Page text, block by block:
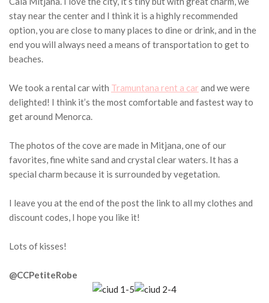
stay near the center and I think it is a highly recommended
option, you are close to many places to dine or drink, and in the
end you will always need a means of transportation to get to
beaches.
We took a rental car with Tramuntana rent a car and we were
delighted! I think it’s the most comfortable and fastest way to
get around Menorca.
The photos of the cove are made in Mitjana, one of our
favorites, fine white sand and crystal clear waters. It has a
special charm because it is surrounded by vegetation.
I leave you at the end of the post the link to all my clothes and
discount codes, I hope you like it!
Lots of kisses!
@CCPetiteRobe